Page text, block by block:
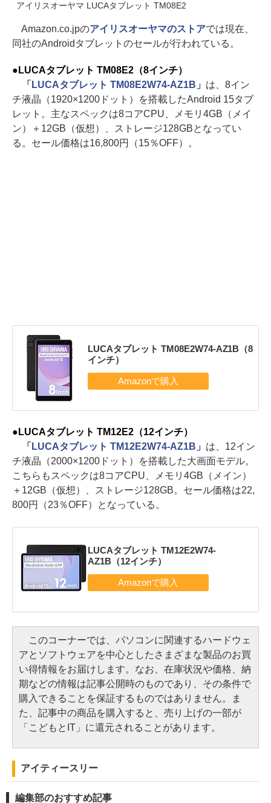
アイリスオーヤマ LUCAタブレット TM08E2
Amazon.co.jpのアイリスオーヤマのストアでは現在、
同社のAndroidタブレットのセールが行われている。
●LUCAタブレット TM08E2（8インチ）
「LUCAタブレット TM08E2W74-AZ1B」 は、8イン
チ液晶（1920×1200ドット）を搭載したAndroid 15タブ
レット。主なスペックは8コアCPU、メモリ4GB（メイ
ン）＋12GB（仮想）、ストレージ128GBとなってい
る。セール価格は16,800円（15％OFF）。
LUCAタブレット TM08E2W74-AZ1B（8
インチ）
●LUCAタブレット TM12E2（12インチ）
「LUCAタブレット TM12E2W74-AZ1B」 は、12イン
チ液晶（2000×1200ドット）を搭載した大画面モデル。
こちらもスペックは8コアCPU、メモリ4GB（メイン）
＋12GB（仮想）、ストレージ128GB。セール価格は22,
800円（23％OFF）となっている。
LUCAタブレット TM12E2W74-
AZ1B（12インチ）
このコーナーでは、パソコンに関連するハードウェ
アとソフトウェアを中心としたさまざまな製品のお買
い得情報をお届けします。なお、在庫状況や価格、納
期などの情報は記事公開時のものであり、その条件で
購入できることを保証するものではありません。ま
た、記事中の商品を購入すると、売り上げの一部が
「こどもとIT」に還元されることがあります。
アイティースリー
編集部のおすすめ記事